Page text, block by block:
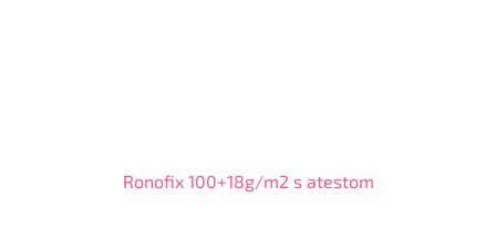
Ronofix 100+18g/m2 s atestom